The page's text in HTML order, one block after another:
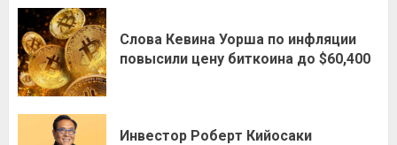
Слова Кевина Уорша по инфляции
повысили цену биткоина до $60,400
Инвестор Роберт Кийосаки